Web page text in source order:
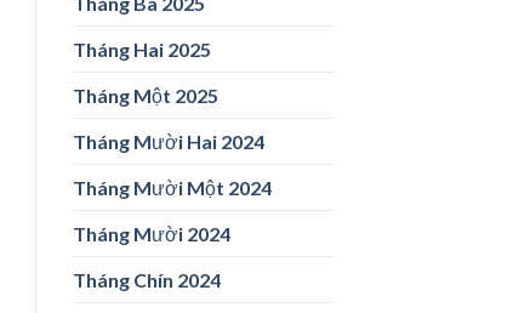
Tháng Hai 2025
Tháng Một 2025
Tháng Mười Hai 2024
Tháng Mười Một 2024
Tháng Mười 2024
Tháng Chín 2024